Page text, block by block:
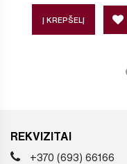
Į KREPŠELĮ
REKVIZITAI
+370 (693) 66166